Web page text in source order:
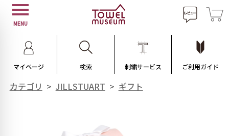
MENU
マイページ 検索 刺繍サービス ご利用ガイド
カテゴリ > JILLSTUART > ギフト